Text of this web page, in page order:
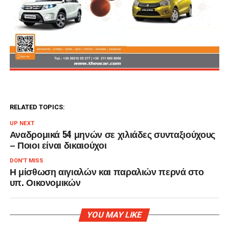
RELATED TOPICS:
UP NEXT
Αναδρομικά 54 μηνών σε χιλιάδες συνταξιούχους
– Ποιοι είναι δικαιούχοι
DON'T MISS
Η μίσθωση αιγιαλών και παραλιών περνά στο
υπ. Οικονομικών
YOU MAY LIKE